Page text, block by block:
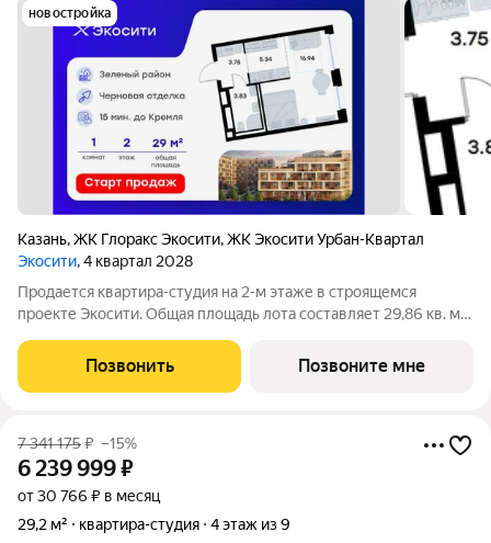
новостройка
Казань,ЖК Глоракс Экосити,ЖК Экосити Урбан-Квартал
Экосити, 4 квартал 2028
Продается квартира-студия на 2-м этаже в строящемся
проекте Экосити. Общая площадь лота составляет 29,86 кв. м,
кухонную зону. Номер квартиры - 41 Преимущества квартиры
в Урбан-квартале: -
Позвонить Позвоните мне
7 341 175₽ –15%
6 239 999₽
от 30 766 ₽ в месяц
29,2 м²
квартира-студия 4 этаж из 9